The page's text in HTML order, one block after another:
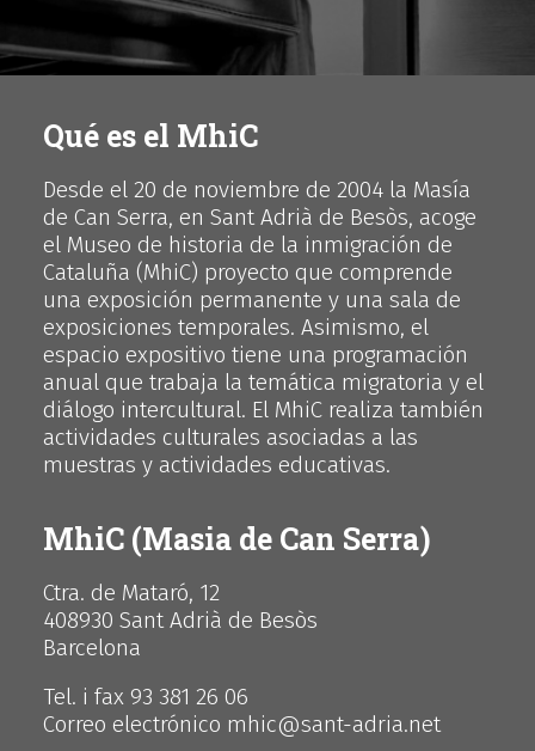
Qué es el MhiC
Desde el 20 de noviembre de 2004 la Masía
de Can Serra, en Sant Adrià de Besòs, acoge
el Museo de historia de la inmigración de
Cataluña (MhiC) proyecto que comprende
una exposición permanente y una sala de
exposiciones temporales. Asimismo, el
espacio expositivo tiene una programación
anual que trabaja la temática migratoria y el
diálogo intercultural. El MhiC realiza también
actividades culturales asociadas a las
muestras y actividades educativas.
MhiC (Masia de Can Serra)
Ctra. de Mataró, 12
408930 Sant Adrià de Besòs
Barcelona
Tel. i fax 93 381 26 06
Correo electrónico mhic@sant-adria.net